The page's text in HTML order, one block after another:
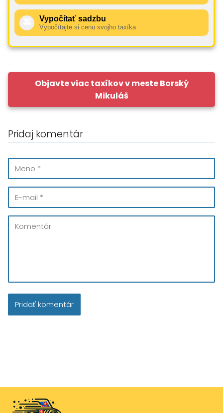
Vypočítať sadzbu
Vypočítajte si cenu svojho taxíka
Objavte viac taxíkov v meste Borský
Mikuláš
Pridaj komentár